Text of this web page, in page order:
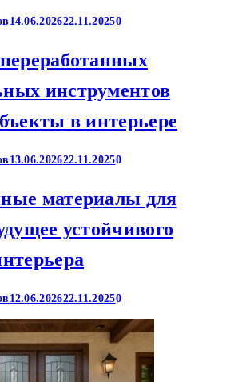
14.06.202622.11.20250
инструментов
в интерьере
13.06.202622.11.20250
материалы для
устойчивого
12.06.202622.11.20250